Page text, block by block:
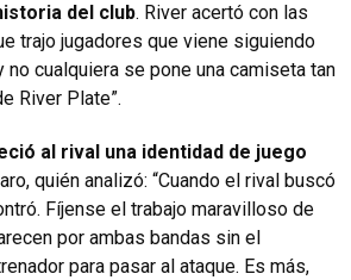
del club. River acertó con las
trajo jugadores que viene siguiendo
cualquiera se pone una camiseta tan
River Plate”.
al rival una identidad de juego
quién analizó: “Cuando el rival buscó
Fíjense el trabajo maravilloso de
por ambas bandas sin el
para pasar al ataque. Es más,